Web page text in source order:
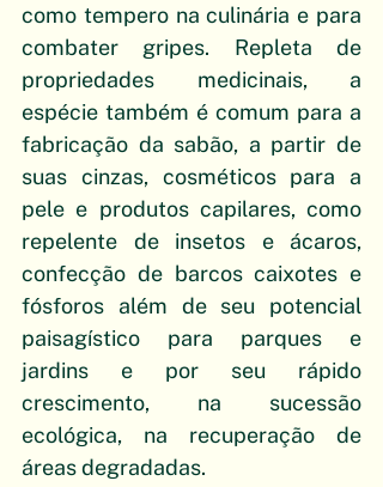
como tempero na culinária e para
combater gripes. Repleta de
propriedades medicinais, a
espécie também é comum para a
fabricação da sabão, a partir de
suas cinzas, cosméticos para a
pele e produtos capilares, como
repelente de insetos e ácaros,
confecção de barcos caixotes e
fósforos além de seu potencial
paisagístico para parques e
jardins e por seu rápido
crescimento, na sucessão
ecológica, na recuperação de
áreas degradadas.